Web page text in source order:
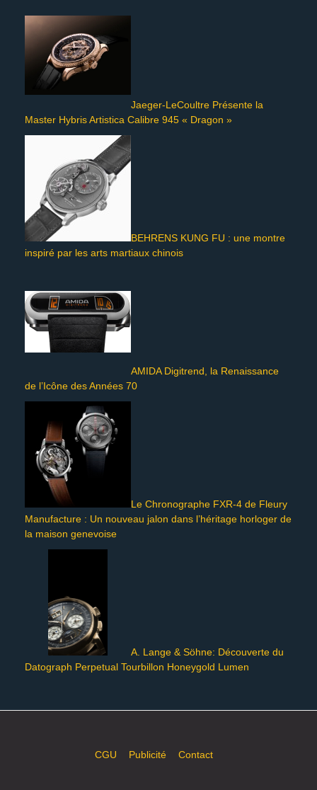
Jaeger-LeCoultre Présente la
Master Hybris Artistica Calibre 945 « Dragon »
BEHRENS KUNG FU : une montre
inspiré par les arts martiaux chinois
AMIDA Digitrend, la Renaissance
de l’Icône des Années 70
Le Chronographe FXR-4 de Fleury
Manufacture : Un nouveau jalon dans l’héritage horloger de
la maison genevoise
A. Lange & Söhne: Découverte du
Datograph Perpetual Tourbillon Honeygold Lumen
CGU Publicité Contact